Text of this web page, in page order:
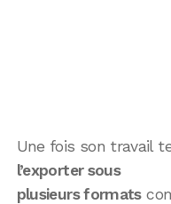
Une fois son travail
l’exporter sous
plusieurs formats